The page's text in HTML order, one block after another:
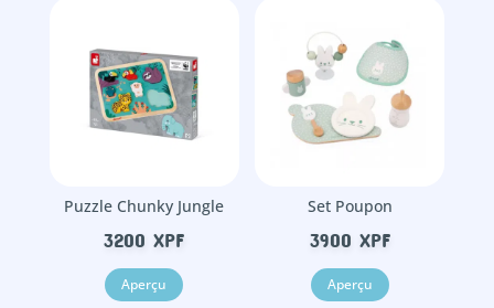
Puzzle Chunky Jungle
3200XPF
Aperçu
Set Poupon
3900 XPF
Aperçu